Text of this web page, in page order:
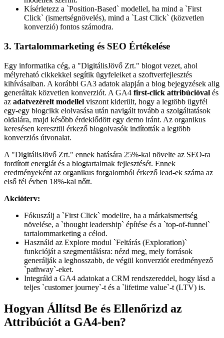
Kísérletezz a `Position-Based` modellel, ha mind a `First
Click` (ismertségnövelés), mind a `Last Click` (közvetlen
konverzió) fontos számodra.
3. Tartalommarketing és SEO Értékelése
Egy informatika cég, a "DigitálisJövő Zrt." blogot vezet, ahol
mélyreható cikkekkel segítik ügyfeleiket a szoftverfejlesztés
kihívásaiban. A korábbi GA3 adatok alapján a blog bejegyzések alig
generáltak közvetlen konverziót. A GA4 first-click attribúcióval és
az adatvezérelt modellel viszont kiderült, hogy a legtöbb ügyfél
egy-egy blogcikk elolvasása után navigált tovább a szolgáltatások
oldalára, majd később érdeklődött egy demo iránt. Az organikus
keresésen keresztül érkező blogolvasók indították a legtöbb
konverziós útvonalat.
A "DigitálisJövő Zrt." ennek hatására 25%-kal növelte az SEO-ra
fordított energiát és a blogtartalmak fejlesztését. Ennek
eredményeként az organikus forgalomból érkező lead-ek száma az
első fél évben 18%-kal nőtt.
Akcióterv:
Fókuszálj a `First Click` modellre, ha a márkaismertség
növelése, a `thought leadership` építése és a `top-of-funnel`
tartalommarketing a célod.
Használd az Explore modul `Feltárás (Exploration)`
funkcióját a szegmentálásra: nézd meg, mely források
generálják a leghosszabb, de végül konverziót eredményező
`pathway`-eket.
Integráld a GA4 adatokat a CRM rendszereddel, hogy lásd a
teljes `customer journey`-t és a `lifetime value`-t (LTV) is.
Hogyan Állítsd Be és Ellenőrizd az
Attribúciót a GA4-ben?